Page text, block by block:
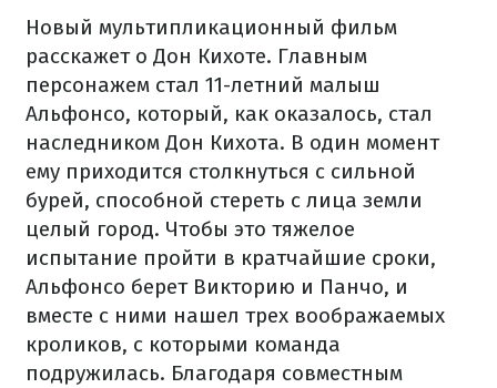
Новый мультипликационный фильм
расскажет о Дон Кихоте. Главным
персонажем стал 11-летний малыш
Альфонсо, который, как оказалось, стал
наследником Дон Кихота. В один момент
ему приходится столкнуться с сильной
бурей, способной стереть с лица земли
целый город. Чтобы это тяжелое
испытание пройти в кратчайшие сроки,
Альфонсо берет Викторию и Панчо, и
вместе с ними нашел трех воображаемых
кроликов, с которыми команда
подружилась. Благодаря совместным